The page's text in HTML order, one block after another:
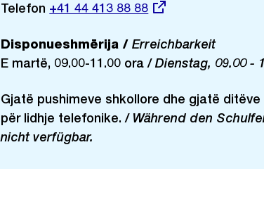
Telefon Externer
+41 44 413 88 88
Disponueshmërija /Erreichbarkeit
E martë, 09.00-11.00 ora /Dienstag, 09.00 -
Gjatë pushimeve shkollore dhe gjatë
për lidhje telefonike. / Während den
nicht verfügbar.